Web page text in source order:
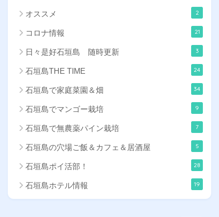
オススメ 2
コロナ情報 21
日々是好石垣島 随時更新 3
石垣島THE TIME 24
石垣島で家庭菜園＆畑 34
石垣島でマンゴー栽培 9
石垣島で無農薬パイン栽培 7
石垣島の穴場ご飯＆カフェ＆居酒屋 5
石垣島ポイ活部！ 28
石垣島ホテル情報 19